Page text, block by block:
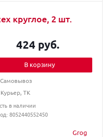
круглое, 2 шт.
Grog
424 руб.
В корзину
Самовывоз
Курьер, ТК
в наличии
8052440552450